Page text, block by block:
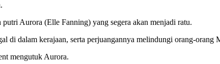
Aurora (Elle Fanning) yang segera akan menjadi ratu.
dalam kerajaan, serta perjuangannya melindungi orang-orang
mengutuk Aurora.